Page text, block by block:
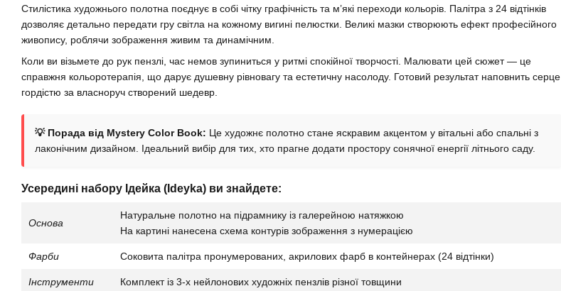
Стилістика художнього полотна поєднує в собі чітку графічність та м’які переходи кольорів. Палітра з 24 відтінків
дозволяє детально передати гру світла на кожному вигині пелюстки. Великі мазки створюють ефект професійного
живопису, роблячи зображення живим та динамічним.
Коли ви візьмете до рук пензлі, час немов зупиниться у ритмі спокійної творчості. Малювати цей сюжет — це
справжня кольоротерапія, що дарує душевну рівновагу та естетичну насолоду. Готовий результат наповнить серце
гордістю за власноруч створений шедевр.
💡 Порада від Mystery Color Book: Це художнє полотно стане яскравим акцентом у вітальні або спальні з
лаконічним дизайном. Ідеальний вибір для тих, хто прагне додати простору сонячної енергії літнього саду.
Усередині набору Ідейка (Ideyka) ви знайдете:
Основа
Натуральне полотно на підрамнику із галерейною натяжкою
На картині нанесена схема контурів зображення з нумерацією
Фарби Соковита палітра пронумерованих, акрилових фарб в контейнерах (24 відтінки)
Інструменти Комплект із 3-х нейлонових художніх пензлів різної товщини